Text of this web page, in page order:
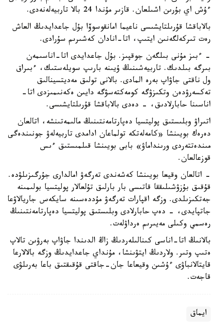
ءۇش اي بۇرىن اشىلعان. قازىر مۇندا 24 بالا تاربيەلەنەدى.
بالاباقشا قۇرىلتايشىسى ناعيما امانقوسوۆا بۇل جاعدايدىڭ العاش
رەت تىركەلگەنىن ايتىپ، اتا-انادان كەشىرىم سۇرادى.
- ءبىز مۇنى بىلگەن جوقپىز. بۇل جاعدايدى اتا-اناسىمەن
بىرگە بىلدىك. تاربيەشىنىڭ ۇيىنە بارىپ سويلەستىك، ءبىراق
ول ناقتى جاۋاپ بەرە المادى. بالانى تولىق مەديتسينالىق
تەكسەرۋدەن وتكىزۋگە كومەكتەسۋگە دايىن ەكەنىمىزدى اتا-
اناسىنا حابارلادىق، - دەدى بالاباقشا قۇرىلتايشىسى.
اتىراۋ وبلىستىق پوليتسيا دەپارتامەنتىنىڭ مالىمەتىنشە، اتالعان
دەرەك بويىنشا «كامەلەتكە تولماعان ادامدى تاربيەلەۋ جونىندەگى
مىندەتتەردى ورىنداماۋ» بابى بويىنشا قىلمىستىق ءىس
قوزعالعان.
- اتالعان وقيعا بويىنشا كەشەندى تەرگەۋ امالدارى جۇرگىزىلۋدە.
قۇقىق بۇزۋشىلىققا قاتىسى بار بارلىق تۇلعالار پوليتسيا بولىمىنە
جەتكىزىلدى. وزگە اقپارات تەرگەۋ مۇددەسىنە سايكەس جاريالاۋعا
جاتپايدى، - دەپ حابارلادى وبلىستىق پوليتسيا دەپارتامەنتىنىڭ
رەسمي وكىلى مەيىرىم ەرداۋلەت.
بالانىڭ اتا-اناسى كىنالىلەردىڭ زاڭ الدىندا جاۋاپ بەرۋىن تالاپ
ەتىپ وتىر. ولاردىڭ ايتۋىنشا، مۇنداي جاعدايدىڭ وزگە بالالارعا
قايتالانباۋى ءۇشىن وقيعاعا جان-جاقتى قۇقىقتىق باعا بەرىلۋى
قاجەت.
ايماق